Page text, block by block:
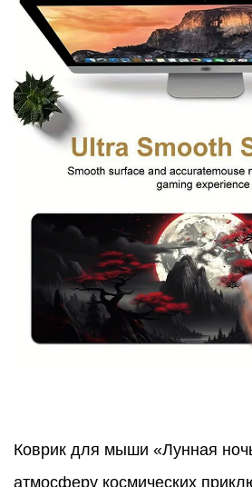
Коврик для мыши «Лунная
атмосферу космических